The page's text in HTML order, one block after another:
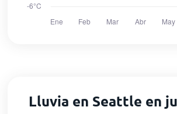
Lluvia en Seattle en